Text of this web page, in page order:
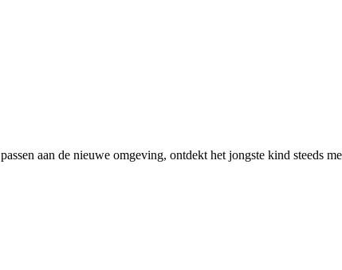
aan de nieuwe omgeving, ontdekt het jongste kind steeds